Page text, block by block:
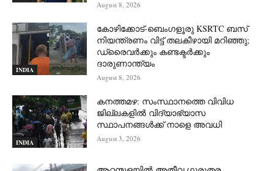
August 8, 2026
INDIA
കോഴിക്കോട്-ബെംഗളൂരു KSRTC ബസ്
നിയന്ത്രണം വിട്ട് തലകീഴായി മറിഞ്ഞു;
ഡ്രെെവർക്കും കണ്ടക്ടർക്കും
ദാരുണാന്ത്യം
August 8, 2026
INDIA
കനത്തമഴ: സംസ്ഥാനത്തെ വിവിധ
ജില്ലകളിൽ വിദ്യാഭ്യാസ
സ്ഥാപനങ്ങൾക്ക് നാളെ അവധി
August 3, 2026